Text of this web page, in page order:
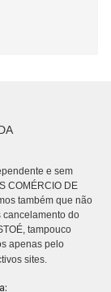
e sem
COMÉRCIO DE
também que não
cancelamento do
tampouco
apenas pelo
sites.